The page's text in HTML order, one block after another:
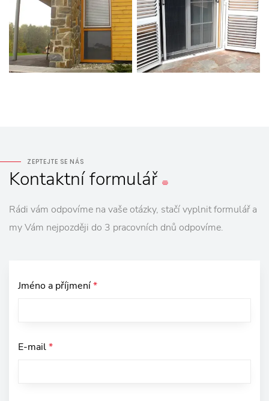
ZEPTEJTE SE NÁS
Kontaktníformulář
Rádi vám odpovíme na vaše otázky, stačí vyplnit formulář a
my Vám nejpozději do 3 pracovních dnů odpovíme.
Jméno a příjmení*
E-mail*